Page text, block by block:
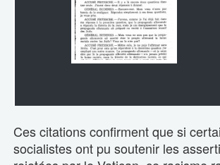
Ces citations confirment que si
socialistes ont pu soutenir les